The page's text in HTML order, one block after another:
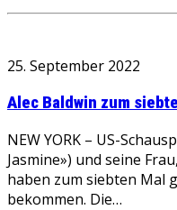
25. September 2022
Alec Baldwin zum
NEW YORK – US-
Jasmine») und seine
haben zum siebten Mal
bekommen. Die…